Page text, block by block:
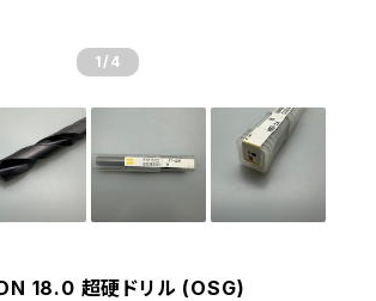
1 /4
18.0 超硬ドリル (OSG)